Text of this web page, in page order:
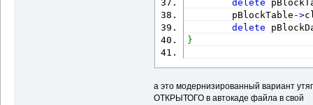
delete
pBlockTable ->
delete
}
а это модернизированный вариант
ОТКРЫТОГО в автокаде файла в свой